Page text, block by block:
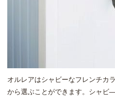
オルレアはシャビーなフレンチカ
から選ぶことができます。シャビ